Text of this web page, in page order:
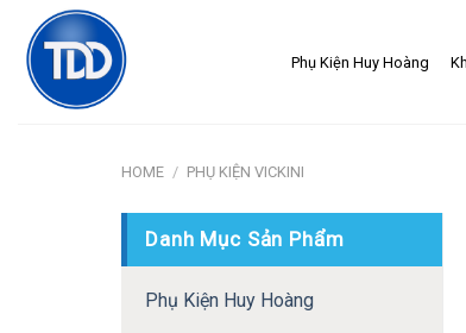
content
Phụ Kiện Huy Hoàng
HOME / PHỤ KIỆN VICKINI
Danh Mục Sản Phẩm
Phụ Kiện Huy Hoàng